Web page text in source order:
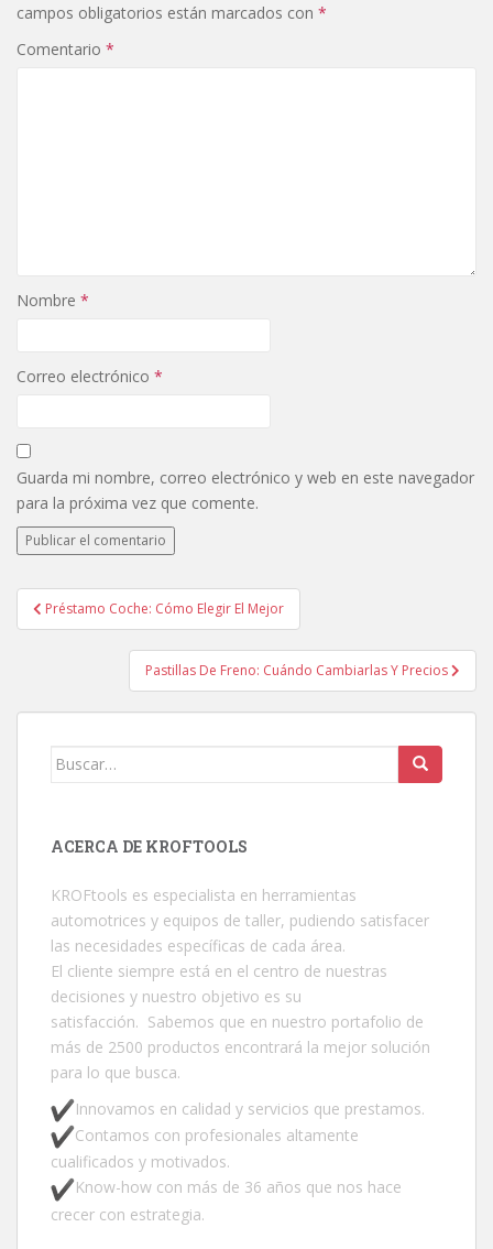
campos obligatorios están marcados con *
Comentario *
Nombre *
Correo electrónico *
Guarda mi nombre, correo electrónico y web en este navegador
para la próxima vez que comente.
Navegación de entradas
Préstamo Coche: Cómo Elegir El Mejor
Pastillas De Freno: Cuándo Cambiarlas Y Precios
Buscar:
ACERCA DE KROFTOOLS
KROFtools es especialista en herramientas
automotrices y equipos de taller, pudiendo satisfacer
las necesidades específicas de cada área.
El cliente siempre está en el centro de nuestras
decisiones y nuestro objetivo es su
satisfacción. Sabemos que en nuestro portafolio de
más de 2500 productos encontrará la mejor solución
para lo que busca.
Innovamos en calidad y servicios que prestamos.
Contamos con profesionales altamente
cualificados y motivados.
Know-how con más de 36 años que nos hace
crecer con estrategia.